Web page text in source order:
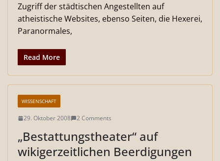
Zugriff der städtischen Angestellten auf
atheistische Websites, ebenso Seiten, die Hexerei,
Paranormales,
Read More
WISSENSCHAFT
29. Oktober 2008 2 Comments
„Bestattungstheater“ auf
wikigerzeitlichen Beerdigungen